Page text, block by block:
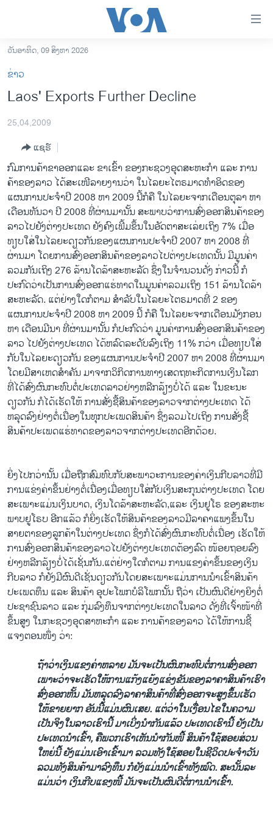
ເຂົ້າ
ຫາ
ຂ້າມ
ໄປ
ຄົ້ນ
ການເລືອກຕັ້ງ ປະທານາທີບໍດີ ສະຫະລັດ 2024
ຂ່າວ​ຈີນ
ໂລກ
ເອເຊຍ
ອິດສະຫຼະພາບດ້ານການຂ່າວ
ຊີວິດຊາວລາວ
ຊຸມຊົນຊາວລາວ
ວິທະຍາສາດ-ເທັກໂນໂລຈີ
ທຸລະກິດ
ພາສາອັງກິດ
ວີດີໂອ
ສຽງ
ລາຍການກະຈາຍສຽງ
ລາຍງານ
ຕິດຕາມພວກເຮົາ ທີ່
ວັນອາທິດ, 09 ສິງຫາ 2026
ຂ່າວ
Laos' Exports Further Decline
25,04,2009
ແຊຣ໌
ກົມ​ການ​ຄ້າ​ຂາ​ອອກ ​ແລະ ຂາ​ເຂົ້າ ຂອງ​ກະຊວງ​ອຸດສະ​ຫະກຳ ​ແລະ ການ​
ຄ້າ​ຂອງ​ລາວ ​ໄດ້ສະ​ເໜີລາຍ​ງານ​ວ່າ ​ໃນ​ໄລຍະ​ໄຕຣມາດ​ທຳ​ອິດຂອງ​
ແຜນການ​ປະຈຳ​ປີ 2008 ຫາ 2009 ນີ້​ກໍ​ຄື ​ໃນ​ໄລຍະ​ຈາກ​ເດືອນ​ຕຸລາ ຫາ ​
ເດືອນ​ທັນວາ ປີ 2008 ທີ່​ຜ່ານ​ມານັ້ນ ສະພາບ​ວ່າການ​ສົ່ງ​ອອກ​ສິນຄ້າ​ຂອງ​
ລາວໄປ​ຍັງ​ຕ່າງປະ​ເທດ ຍັງ​ຄົງ​ເພີ້ມຂຶ້ນ​ໃນ​ອັດຕາສະ​ເລ່ຍເຖິງ 7% ​ເມື່ອ​
ທຽບ​ໃສ່​ໃນ​ໄລຍະ​ດຽວກັນຂອງແຜນການ​ປະຈຳ​ປີ 2007 ຫາ 2008 ທີ່​
ຜ່ານ​ມາ ​ໂດຍການ​ສົ່ງ​ອອກ​ສິນຄ້າ​ຂອງ​ລາວ​ໄປ​ຕ່າງປະ​ເທດ​ນັ້ນ ມີ​ມູນ​ຄ່າ​
ລວມກັນ​ເຖິງ 276 ລ້ານ​ໂດ​ລ້າ​ສະຫະລັດ ຊຶ່ງ​ໃນ​ຈຳນວນ​ດັ່ງ ກ່າວ​ນີ້ ກໍ​
ປະກົດ​ວ່າ​ເປັນ​ການ​ສົ່ງ​ອອກ​ແຮ່​ທາດໃນ​ມູນ​ຄ່າ​ລວມ​ເຖິງ 151 ລ້າ​ນ​ໂດ​ລ້າ​
ສະຫະລັດ. ​ແຕ່​ຢ່າງ​ໃດ​ກໍ​ຕາມ ສຳລັບ​ໃນ​ໄລຍະ​ໄຕຣມາດ​ທີ່ 2 ຂອງ​
ແຜນການ​ປະຈຳ​ປີ 2008 ຫາ 2009 ນີ້ ກໍ​ຄື ​ໃນ​ໄລຍະ​ຈາກ​ເດືອນ​ມັງກອນ
ຫາ​ ​ເດືອນ​ມີນາ ທີ່​ຜ່ານ​ມານັ້ນ ກໍ​ປະກົດ​ວ່າ ມູນ​ຄ່າກາ​ນສົ່ງ​ອອກ​ສິນຄ້າ​ຂອງ​
ລາວ ​ໄປ​ຍັງ​ຕ່າງປ​ະ​ເທດ ​ໄດ້​ຫລົດ​ລະດັບ​ລົງ​ເຖິງ 11% ກວ່າ ​ເມື່ອ​ທຽບ​ໃສ່​
ກັບ​ໃນໄລຍະ​ດຽວກັນ ຂອງ​ແຜນການ​ປະຈຳ​ປີ 2007 ຫາ 2008 ທີ່​ຜ່ານ​ມາ ​
ໂດຍ​ມີ​ສາເຫດ​ສຳຄັນ ມາ​ຈາກ​ວິ​ກິ​ດການ​ທາງ​ເສດຖທະ​ກິດ​ການ​ເງິນ​ໂລກ
ທີ່​ໄດ້​ສົ່ງ​ຜົນ​ກະທົບ​ຕໍ່ປະ​ເທ​ດລາວ​ຢ່າງ​ຫລີກ​ລ້ຽງບໍ່​ໄດ້ ແລະ ໃນ​ຂະນະ​
ດຽວກັນ ກໍ​ໄດ້​ເຮັດ​ໃຫ້ ການ​ສັ່ງ​ຊື້ສິນຄ້າ​ຂອງ​ລາວຈາກ​ຕ່າງປະ​ເທດ ​ໄດ້​
ຫລຸດ​ລົງຢ່າງ​ຕໍ່​ເນື່ອງ​ໃນ​ທຸກ​ປະ​ເພດ​ສິນ​ຄ້າ ຊຶ່ງ​ລວມ​ໄປ​ເຖິງ ການ​ສັ່ງ​ຊື້
ສິນຄ້າ​ປະ​ເພດ​ແຮ່​ທາດ​ຂອງ​ລາວ​ຈາກ​ຕ່າງປະ​ເທດອີກ​ດ້ວຍ.
ຍິ່ງ​ໄປ​ກວ່າ​ນັ້ນ ​ເມື່ອ​ຖືກ​ສົມທົບ​ກັບ​ສະພາວະ​ການ​ຂອງ​ຄ່າ​ເງິນ​ກີບ​ລາວ​ທີ່​ມີ​
ການ​ແຂ່ງ​ຄ່າ​ຂຶ້ນຢ່າງ​ຕໍ່​ເນື່ອງ ​ເມື່ອ​ທຽບ​ໃສ່​ກັບ​ເງິນ​ສະກຸນ​ຕ່າງປະ​ເທດ ​ໂດຍ​
ສະ​ເພາະ​ແມ່ນ​ເງິນ​ບາດ, ​ເງິນ​ໂດ​ລ້າ​ສະຫະລັດ, ​ແລະ ​ເງິນຢູໂຣ ​ຂອງ​ສະຫະ
ພາ​ບ​ຢູ​ໂຣບ ອີກ​ແລ້ວ ກໍ​ຍິ່ງ​ເຮັດ​ໃຫ້​ສິນຄ້າ​ຂອງ​ລາວ​ມີ​ລາ​ຄາ​ແພງ​ຂຶ້ນ​ໃນ​
ສາຍຕາ​ຂອງ​ລູກ​ຄ້າ​ໃນ​ຕ່າງປະ​ເທດ ຊຶ່ງ​ກໍ​ໄດ້​ສົ່ງ​ຜົນ​ກະທົບ​ຕໍ່​ເນື່ອງ ​ເຮັດ​ໃຫ້
ການ​ສົ່ງ​ອອກ​ສິນຄ້າ​ຂອງ​ລາວໄປ​ຍັງ​ຕ່າງປະ​ເທດຕ້ອງ​ລົດ ໜ້ອຍຖອຍ​ລົງ​
ຢ່າງ​ຫລີກ​ລ້ຽງບໍ່​ໄດ້​ເຊັ່ນ​ກັນ. ​ແຕ່​ຢ່າງ​ໃດ​ກໍ​ຕາມ ການ​ແຂງ​ຄ່າຂຶ້ນຂອງ​ເງິນ​
ກີບ​ລາວ ກໍ​ຍັງ​ມີ​ຜົນ​ດີ​ເຊັ່ນ​ດຽວກັນ ​ໂດຍ​ສະ​ເພາະ​ແມ່ນ​ການ​ນຳ​ເຂົ້າສິນຄ້າ
ປະ​ເພດ​ທຶນ ​ແລະ ສິນຄ້າ ອຸປະ​ໂພ​ກບໍລິ​ໂພ​ກນັ້ນ ຖື​ວ່າ ​ເປັນ​ຜົນ​ດີ​ຢ່າງ​ຍິງຕໍ່
ປະຊາຊົນ​ລາວ ​ແລະ ກຸ່ມ​ລົງ​ທຶນ​ຈາກ​ຕ່າງປະ​ເທດ​ໃນ​ລາວ ດັ່ງ​ທີ່​ເຈົ້າໜ້າທີ່​
ຂຶ້ນສູງ ​ໃນ​ກະຊວງ​ອຸດສາຫະກຳ ​ແລະ ການ​ຄ້າ​ຂອງ​ລາວ ​ໄດ້​ໃຫ້ການ​ຊີ້​
ແຈງ​ຕອນໜຶ່ງ ວ່າ:
ຖ້າວ່າ​ເງິນ​ແຂງ​ຄ່າ​ຫລາຍ ມັນ​ຈະ​ເປັນ​ຜົນກະທົບ​ຕໍ່ການ​ສົ່ງອອກ ​
ເພາະ​ວ່າ​ຈະ​ເຮັດ​ໃຫ້ການ​ແກ້ງແຍ້​ງແຂ່ງຂັນ​ຂອງ​ລາຄາ​ສິນຄ້າເຮົາ
ສົ່ງ​ອອກຫັ້ນ ມັນ​ຫລຸດ​ລົງ​ລາຄາ​ສິນຄ້າ​ທີ່ສົ່ງ​ອອກ​ຈະ​ສູງ​ຂຶ້ນ ​ເຮັດ​
ໃຫ້ຂາຍ​ຍາກ ​ອັນນີ້​ແມ່ນ​ຜົນ​ເສຍ. ​ແຕ່​ວ່າ​ໃນເງື່ອນໄຂໃນຄວາມ​
ເປັນ​ຈິງ​ໃນ​ລາວເຮົານີ້ ມາ​ເບິ່ງນຳ​ກັນ​ແລ້ວ ປະ​ເທດ​ເຮົາ​ນີ້ ຍັງ​ເປັນ
ປະ​ເທດນຳ​ເຂົ້າ, ຄື​ພວກ​ເຮົາ​ເຫັນ​ນຳ​ກັນໜີ້ ສິນຄ້າ​ໃຊ້​ສອຍສ່ວນ​
ໃຫຍ່​ນີ້ ຍັງ​ແມ່ນ​ເອົາ​ເຂົ້າມາ ລວມທັງໃຊ້​ສອຍ​ໃນຊີວິດ​ປະຈຳ​ວັນ
ລວມທັງ​ສິນຄ້າ​ມາລົງທຶນ ກໍ​ຍັງແມ່ນ​ນຳ​ເຂົ້າທັງໝົດ. ສະນັ້ນລະ​
ແມ່ນ​ວ່າ ​ເງິນ​ກີບ​ແຂງ​ໜີ້ ມັນ​ຈະ​ເປັນ​ຜົນດີ​ຕໍ່ການ​ນຳ​ເຂົ້າ.